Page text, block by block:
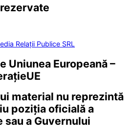
Relații Publice SRL
Uniunea Europeană –
material nu reprezintă
poziția oficială a
sau a Guvernului